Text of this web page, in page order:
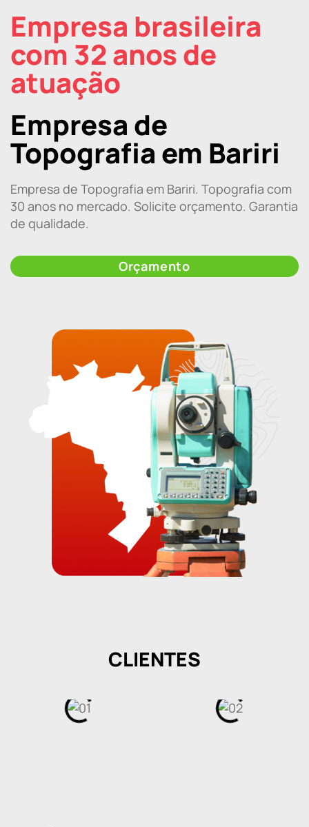
Empresa brasileira
com 32 anos de
atuação
Empresa de
Topografia em Bariri
Empresa de Topografia em Bariri. Topografia com
30 anos no mercado. Solicite orçamento. Garantia
de qualidade.
Orçamento
CLIENTES